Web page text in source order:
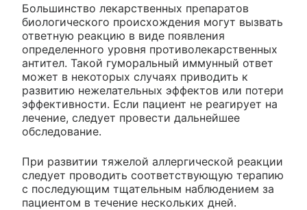
Большинство лекарственных препаратов
биологического происхождения могут вызвать
ответную реакцию в виде появления
определенного уровня противолекарственных
антител. Такой гуморальный иммунный ответ
может в некоторых случаях приводить к
развитию нежелательных эффектов или потери
эффективности. Если пациент не реагирует на
лечение, следует провести дальнейшее
обследование.
При развитии тяжелой аллергической реакции
следует проводить соответствующую терапию
с последующим тщательным наблюдением за
пациентом в течение нескольких дней.